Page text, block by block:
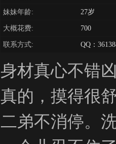
妹妹年龄: 27岁
大概花费: 700
联系方式: QQ：
身材真心不错
真的，摸得很
二弟不消停。